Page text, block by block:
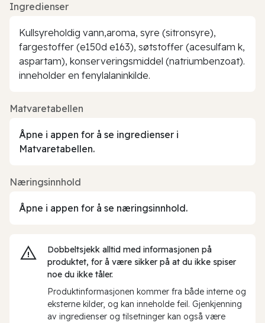
Ingredienser
Kullsyreholdig vann,aroma, syre (sitronsyre),
fargestoffer (e150d e163), søtstoffer (acesulfam k,
aspartam), konserveringsmiddel (natriumbenzoat).
inneholder en fenylalaninkilde.
Matvaretabellen
Åpne i appen for å se ingredienser i
Matvaretabellen.
Næringsinnhold
Åpne i appen for å se næringsinnhold.
Dobbeltsjekk alltid med informasjonen på
produktet, for å være sikker på at du ikke spiser
noe du ikke tåler.
Produktinformasjonen kommer fra både interne og
eksterne kilder, og kan inneholde feil. Gjenkjenning
av ingredienser og tilsetninger kan også være